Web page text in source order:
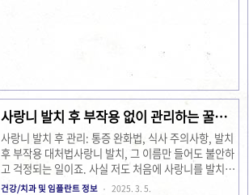
글에서는 치아 신경 치료를 처음 시작하는 분들이나, 이
해요. 1. 치아 신경 치료의 단계별 과정치아 신경 치료
는 여..
사랑니 발치 후 부작용 없이 관리하는 꿀팁 ,
통증 완화법
사랑니 발치 후 관리: 통증 완화법, 식사 주의사항, 발치
후 부작용 대처법사랑니 발치, 그 이름만 들어도 불안하
고 걱정되는 일이죠. 사실 저도 처음에 사랑니를 발치해
야 한다는 얘기를 들었을 때 정말 많은 고민을 했어
건강/치과 및 임플란트 정보 2025. 3. 5.